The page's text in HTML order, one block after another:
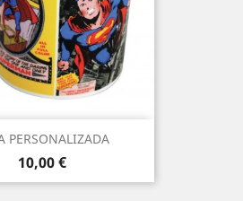
PERSONALIZADA
Precio
10,00 €